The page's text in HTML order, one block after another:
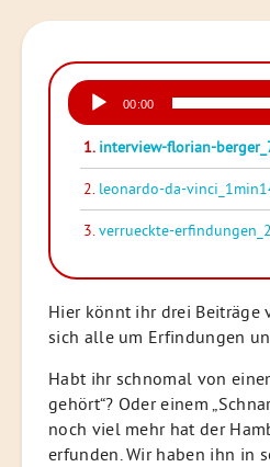
Audio-
Player
00:00
1. interview-florian-
2. leonardo-da-
3.verrueckte-
Hier könnt ihr drei Beiträge
sich alle um Erfindungen
Habt ihr schnomal von
gehört“? Oder einem
noch viel mehr hat der
erfunden. Wir haben ihn in